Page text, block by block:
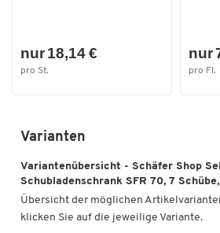
nur 18,14 €
pro St.
nur
pro Fl.
Varianten
Variantenübersicht - Schäfer Shop
Schubladenschrank SFR 70, 7
Übersicht der möglichen
klicken Sie auf die jeweilige Variante.